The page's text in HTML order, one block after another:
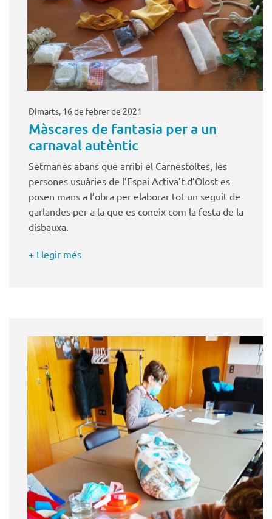
Dimarts, 16 de febrer de 2021
Màscares de fantasia per a un
carnaval autèntic
Setmanes abans que arribi el Carnestoltes, les
persones usuàries de l’Espai Activa’t d’Olost es
posen mans a l’obra per elaborar tot un seguit de
garlandes per a la que es coneix com la festa de la
disbauxa.
+ Llegir més